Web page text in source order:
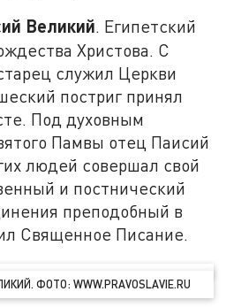
Великий. Египетский
Христова. С
служил Церкви
постриг принял
Под духовным
Памвы отец Паисий
людей совершал свой
и постнический
преподобный в
Священное Писание.
ФОТО: WWW.PRAVOSLAVIE.RU